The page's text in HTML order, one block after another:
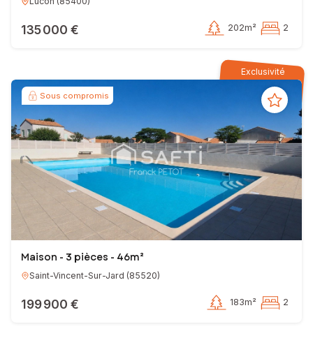
135 000 € 202m² 2
Exclusivité
Sous compromis
Maison - 3 pièces - 46m²
Saint-Vincent-Sur-Jard (85520)
199 900 € 183m² 2